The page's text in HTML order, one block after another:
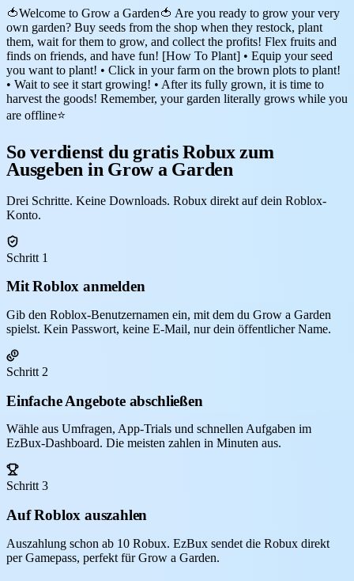
🍅Welcome to Grow a Garden🍅 Are you ready to grow your very
own garden? Buy seeds from the shop when they restock, plant
them, wait for them to grow, and collect the profits! Flex fruits and
finds on friends, and have fun! [How To Plant] • Equip your seed
you want to plant! • Click in your farm on the brown plots to plant!
• Wait to see it start growing! • After its fully grown, it is time to
harvest the goods! Remember, your garden literally grows while you
are offline⭐
So verdienst du gratis Robux zum
Ausgeben in Grow a Garden
Drei Schritte. Keine Downloads. Robux direkt auf dein Roblox-
Konto.
Schritt 1
Mit Roblox anmelden
Gib den Roblox-Benutzernamen ein, mit dem du Grow a Garden
spielst. Kein Passwort, keine E-Mail, nur dein öffentlicher Name.
Schritt 2
Einfache Angebote abschließen
Wähle aus Umfragen, App-Trials und schnellen Aufgaben im
EzBux-Dashboard. Die meisten zahlen in Minuten aus.
Schritt 3
Auf Roblox auszahlen
Auszahlung schon ab 10 Robux. EzBux sendet die Robux direkt
per Gamepass, perfekt für Grow a Garden.